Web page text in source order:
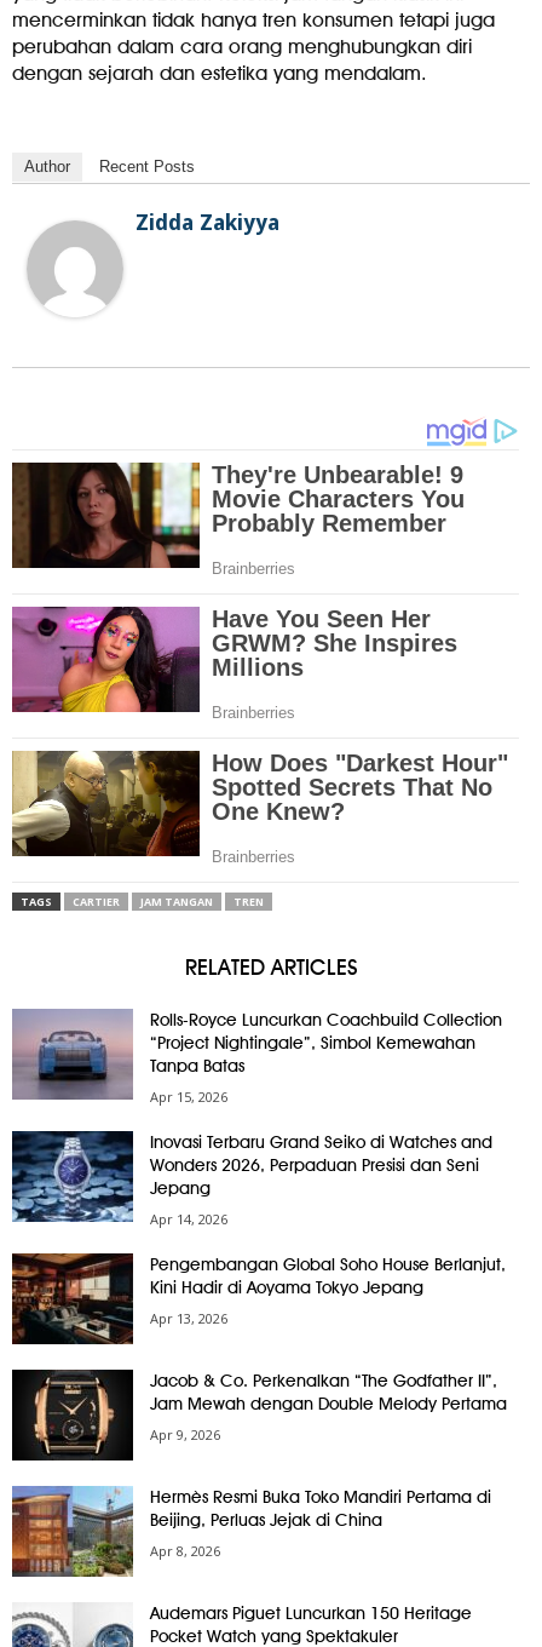
mencerminkan tidak hanya tren konsumen tetapi juga
perubahan dalam cara orang menghubungkan diri
dengan sejarah dan estetika yang mendalam.
Author Recent Posts
Zidda Zakiyya
TAGS CARTIER JAM TANGAN TREN
RELATED ARTICLES
Rolls-Royce Luncurkan Coachbuild Collection
“Project Nightingale”, Simbol Kemewahan
Tanpa Batas
Apr 15, 2026
Inovasi Terbaru Grand Seiko di Watches and
Wonders 2026, Perpaduan Presisi dan Seni
Jepang
Apr 14, 2026
Pengembangan Global Soho House Berlanjut,
Kini Hadir di Aoyama Tokyo Jepang
Apr 13, 2026
Jacob & Co. Perkenalkan “The Godfather II”,
Jam Mewah dengan Double Melody Pertama
Apr 9, 2026
Hermès Resmi Buka Toko Mandiri Pertama di
Beijing, Perluas Jejak di China
Apr 8, 2026
Audemars Piguet Luncurkan 150 Heritage
Pocket Watch yang Spektakuler